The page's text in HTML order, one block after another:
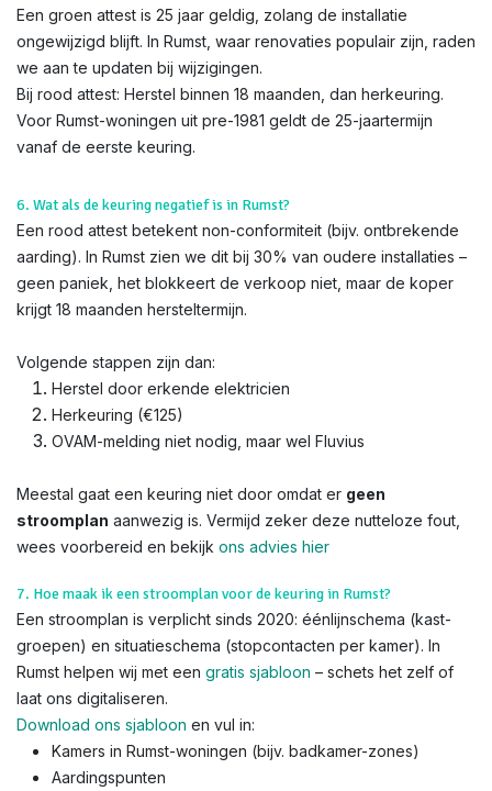
Een groen attest is 25 jaar geldig, zolang de installatie
ongewijzigd blijft. In Rumst, waar renovaties populair zijn, raden
we aan te updaten bij wijzigingen.
Bij rood attest: Herstel binnen 18 maanden, dan herkeuring.
Voor Rumst-woningen uit pre-1981 geldt de 25-jaartermijn
vanaf de eerste keuring.
6. Wat als de keuring negatief is in Rumst?
Een rood attest betekent non-conformiteit (bijv. ontbrekende
aarding). In Rumst zien we dit bij 30% van oudere installaties –
geen paniek, het blokkeert de verkoop niet, maar de koper
krijgt 18 maanden hersteltermijn.
Volgende stappen zijn dan:
Herstel door erkende elektricien
Herkeuring (€125)
OVAM-melding niet nodig, maar wel Fluvius
Meestal gaat een keuring niet door omdat er geen
stroomplan aanwezig is. Vermijd zeker deze nutteloze fout,
wees voorbereid en bekijk ons advies hier
7. Hoe maak ik een stroomplan voor de keuring in Rumst?
Een stroomplan is verplicht sinds 2020: éénlijnschema (kast-
groepen) en situatieschema (stopcontacten per kamer). In
Rumst helpen wij met een gratis sjabloon – schets het zelf of
laat ons digitaliseren.
Download ons sjabloon en vul in:
Kamers in Rumst-woningen (bijv. badkamer-zones)
Aardingspunten